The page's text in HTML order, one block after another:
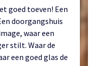
goed toeven! Een
doorgangshuis
waar een
stilt. Waar de
een goed glas de